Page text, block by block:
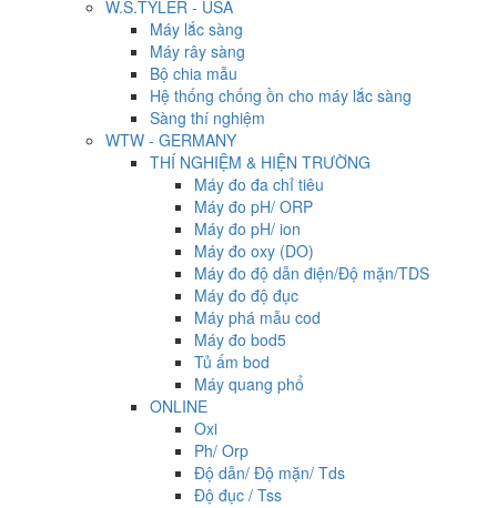
W.S.TYLER - USA
Máy lắc sàng
Máy rây sàng
Bộ chia mẫu
Hệ thống chống ồn cho máy lắc sàng
Sàng thí nghiệm
WTW - GERMANY
THÍ NGHIỆM & HIỆN TRƯỜNG
Máy đo đa chỉ tiêu
Máy đo pH/ ORP
Máy đo pH/ ion
Máy đo oxy (DO)
Máy đo độ dẫn điện/Độ mặn/TDS
Máy đo độ đục
Máy phá mẫu cod
Máy đo bod5
Tủ ấm bod
Máy quang phổ
ONLINE
Oxi
Ph/ Orp
Độ dẫn/ Độ mặn/ Tds
Độ đục / Tss